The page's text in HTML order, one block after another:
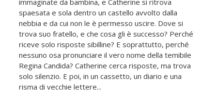
spaesata e sola dentro un castello avvolto dalla
nebbia e da cui non le è permesso uscire. Dove si
trova suo fratello, e che cosa gli è successo? Perché
riceve solo risposte sibilline? E soprattutto, perché
nessuno osa pronunciare il vero nome della temibile
Regina Candida? Catherine cerca risposte, ma trova
solo silenzio. E poi, in un cassetto, un diario e una
risma di vecchie lettere...